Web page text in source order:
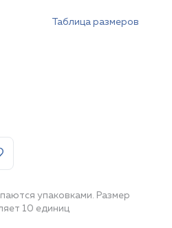
Таблица размеров
упаковками. Размер
10 единиц